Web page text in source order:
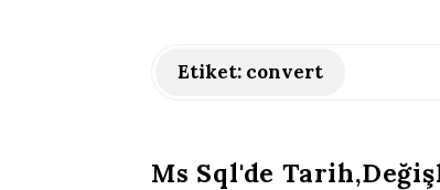
Etiket: convert
Ms Sql'de